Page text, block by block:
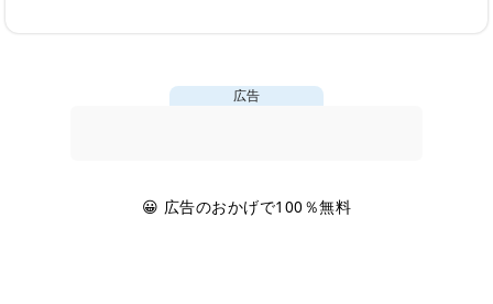
広告
😀 広告のおかげで100％無料